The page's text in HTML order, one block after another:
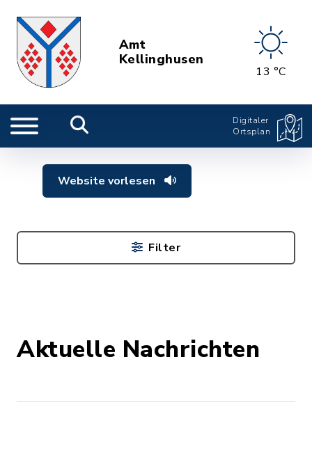
Amt
Kellinghusen
13 °C
Digitaler
Ortsplan
Website vorlesen
Aktuelle Nachrichten
Filter